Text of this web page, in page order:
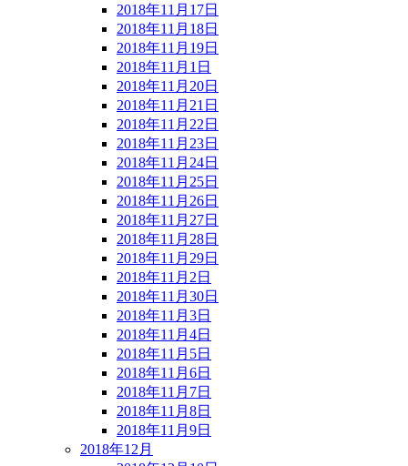
2018年11月17日
2018年11月18日
2018年11月19日
2018年11月1日
2018年11月20日
2018年11月21日
2018年11月22日
2018年11月23日
2018年11月24日
2018年11月25日
2018年11月26日
2018年11月27日
2018年11月28日
2018年11月29日
2018年11月2日
2018年11月30日
2018年11月3日
2018年11月4日
2018年11月5日
2018年11月6日
2018年11月7日
2018年11月8日
2018年11月9日
2018年12月